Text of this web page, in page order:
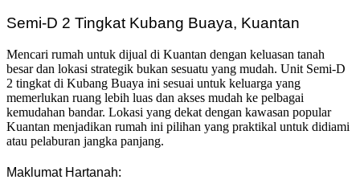
Semi-D 2 Tingkat Kubang Buaya, Kuantan
Mencari rumah untuk dijual di Kuantan dengan keluasan tanah
besar dan lokasi strategik bukan sesuatu yang mudah. Unit Semi-D
2 tingkat di Kubang Buaya ini sesuai untuk keluarga yang
memerlukan ruang lebih luas dan akses mudah ke pelbagai
kemudahan bandar. Lokasi yang dekat dengan kawasan popular
Kuantan menjadikan rumah ini pilihan yang praktikal untuk didiami
atau pelaburan jangka panjang.
Maklumat Hartanah: